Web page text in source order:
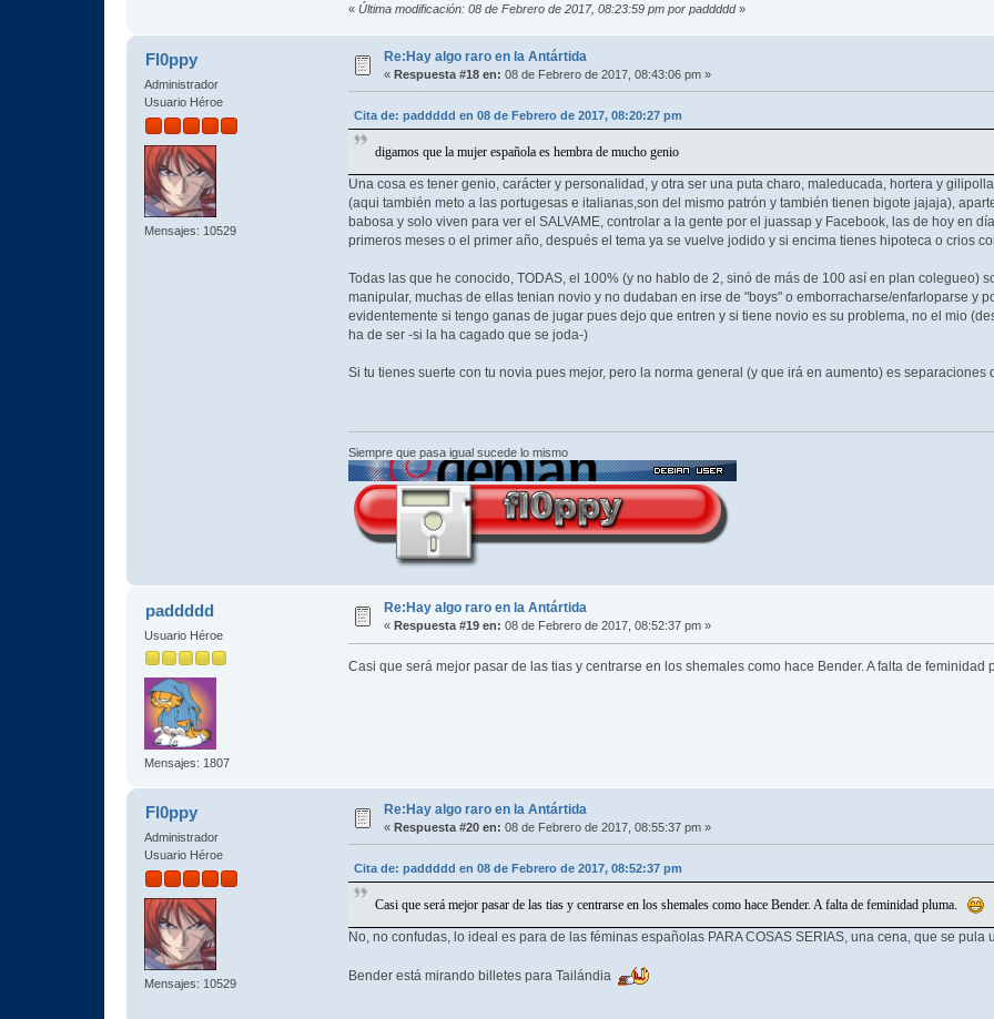
« Última modificación: 08 de Febrero de 2017, 08:23:59 pm por paddddd»
Fl0ppy
Administrador
Usuario Héroe
Mensajes: 10529
Re:Hay algo raro en la Antártida
«Respuesta #18 en: 08 de Febrero de 2017, 08:43:06 pm »
Cita de: paddddd en 08 de Febrero de 2017, 08:20:27 pm
digamos que la mujer española es hembra de mucho genio
Una cosa es tener genio, carácter y personalidad, y otra ser una puta charo, maleducada, hortera y
(aqui también meto a las portugesas e italianas,son del mismo patrón y también tienen bigote jajaja),
babosa y solo viven para ver el SALVAME, controlar a la gente por el juassap y Facebook, las de hoy en
primeros meses o el primer año, después el tema ya se vuelve jodido y si encima tienes hipoteca o crios
Todas las que he conocido, TODAS, el 100% (y no hablo de 2, sinó de más de 100 así en plan colegueo)
manipular, muchas de ellas tenian novio y no dudaban en irse de "boys" o emborracharse/enfarloparse y
evidentemente si tengo ganas de jugar pues dejo que entren y si tiene novio es su problema, no el mio
ha de ser -si la ha cagado que se joda-)
Si tu tienes suerte con tu novia pues mejor, pero la norma general (y que irá en aumento) es separaciones
Siempre que pasa igual sucede lo mismo
paddddd
Usuario Héroe
Mensajes: 1807
Re:Hay algo raro en la Antártida
«Respuesta #19 en: 08 de Febrero de 2017, 08:52:37 pm »
Casi que será mejor pasar de las tias y centrarse en los shemales como hace Bender. A falta de feminidad
Fl0ppy
Administrador
Usuario Héroe
Mensajes: 10529
Re:Hay algo raro en la Antártida
«Respuesta #20 en: 08 de Febrero de 2017, 08:55:37 pm »
Cita de: paddddd en 08 de Febrero de 2017, 08:52:37 pm
Casi que será mejor pasar de las tias y centrarse en los shemales como hace Bender. A falta de feminidad pluma.
No, no confudas, lo ideal es para de las féminas españolas PARA COSAS SERIAS, una cena, que se pula
Bender está mirando billetes para Tailándia